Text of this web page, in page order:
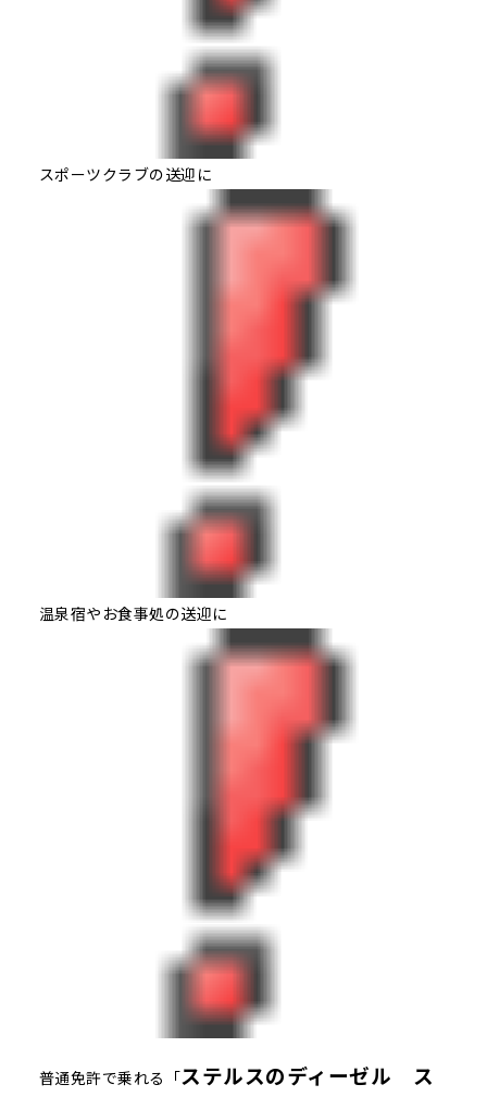
スポーツクラブの送迎に
温泉宿やお食事処の送迎に
普通免許で乗れる「ステルスのディーゼル ス